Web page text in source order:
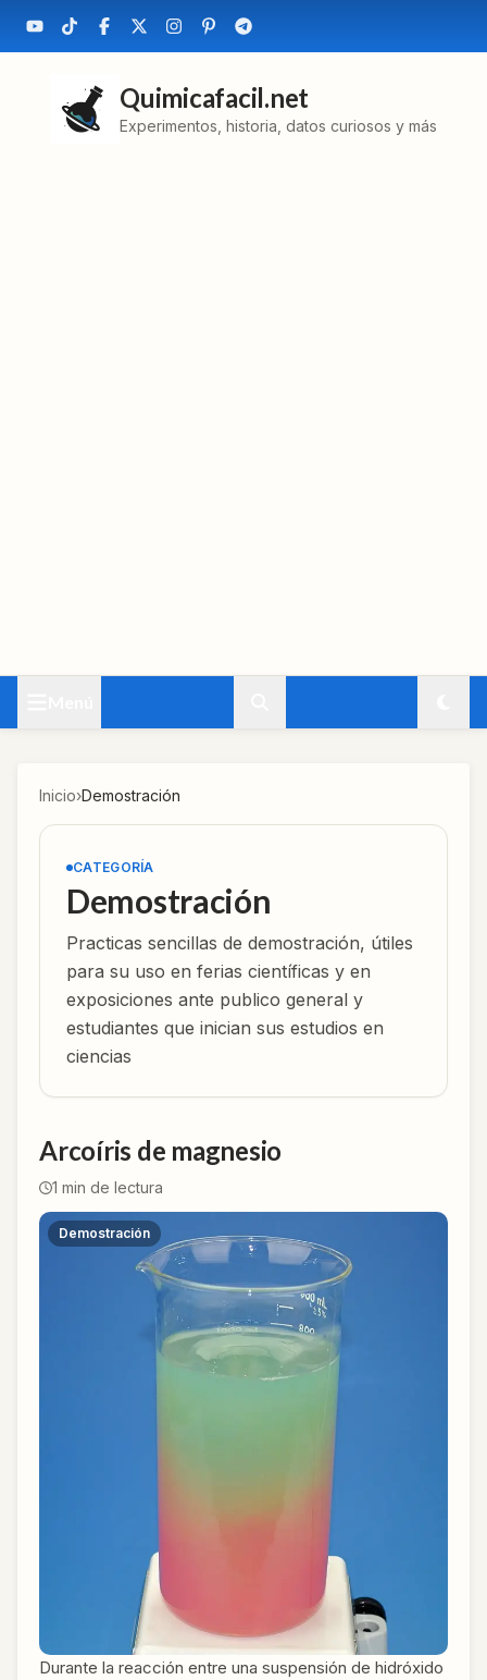
Quimicafacil.net
Experimentos, historia, datos curiosos y más
Inicio›Demostración
CATEGORÍA
Demostración
Practicas sencillas de demostración, útiles
para su uso en ferias científicas y en
exposiciones ante publico general y
estudiantes que inician sus estudios en
ciencias
Arcoíris de magnesio
1 min de lectura
Demostración
Durante la reacción entre una suspensión de hidróxido